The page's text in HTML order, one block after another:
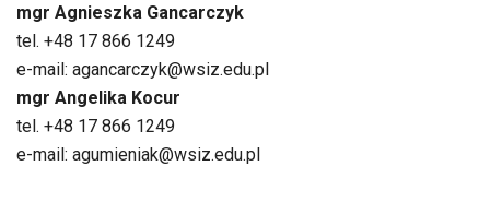
mgr Agnieszka Gancarczyk
tel. +48 17 866 1249
e-mail: agancarczyk@wsiz.edu.pl
mgr Angelika Kocur
tel. +48 17 866 1249
e-mail: agumieniak@wsiz.edu.pl